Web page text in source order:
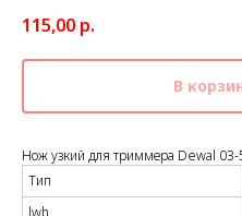
115,00 р.
В
Нож узкий для триммера Dewal 03-
Тип